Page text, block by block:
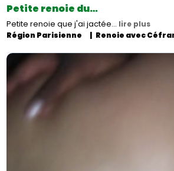
Petite renoie du…
Petite renoie que j'ai jactée… lire plus
Région Parisienne
Renoie avec